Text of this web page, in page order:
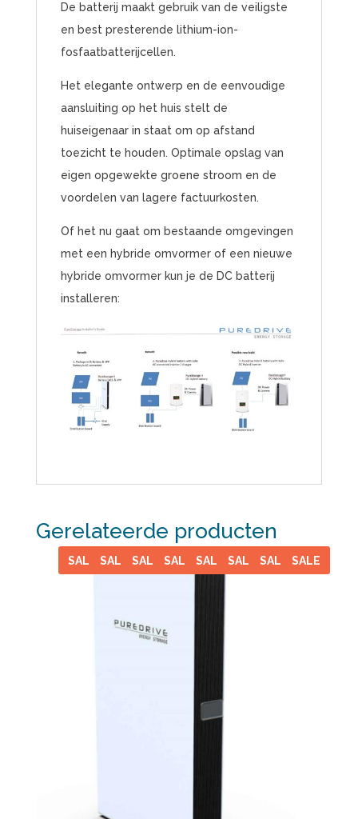
De batterij maakt gebruik van de veiligste
en best presterende lithium-ion-
fosfaatbatterijcellen.
Het elegante ontwerp en de eenvoudige
aansluiting op het huis stelt de
huiseigenaar in staat om op afstand
toezicht te houden. Optimale opslag van
eigen opgewekte groene stroom en de
voordelen van lagere factuurkosten.
Of het nu gaat om bestaande omgevingen
met een hybride omvormer of een nieuwe
hybride omvormer kun je de DC batterij
installeren:
Gerelateerde producten
SALE SALE SALE SALE SALE SALE SALE SALE